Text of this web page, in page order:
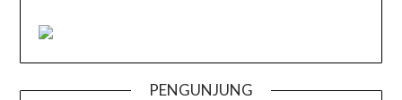
PENGUNJUNG